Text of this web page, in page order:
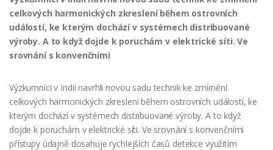
celkových harmonických zkreslení během ostrovních
událostí, ke kterým dochází v systémech distribuované
výroby. A to když dojde k poruchám v elektrické síti. Ve
srovnání s konvenčními
Výzkumníci v Indii navrhli novou sadu technik ke zmírnění
celkových harmonických zkreslení během ostrovních událostí, ke
kterým dochází v systémech distribuované výroby. A to když
dojde k poruchám v elektrické síti. Ve srovnání s konvenčními
přístupy údajně dosahuje rychlejších časů detekce využitím